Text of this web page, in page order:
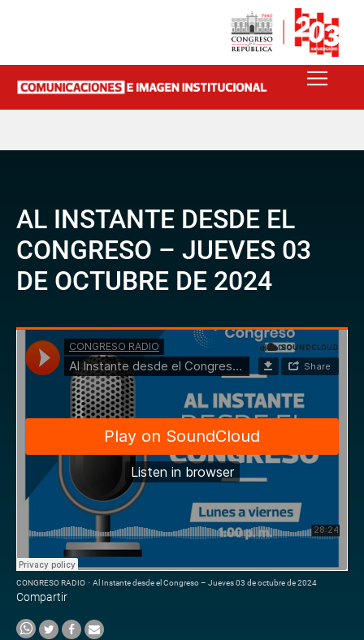
AL INSTANTE DESDE EL
CONGRESO – JUEVES 03
DE OCTUBRE DE 2024
CONGRESO RADIO · Al Instante desde el Congreso – Jueves 03 de octubre de 2024
Compartir